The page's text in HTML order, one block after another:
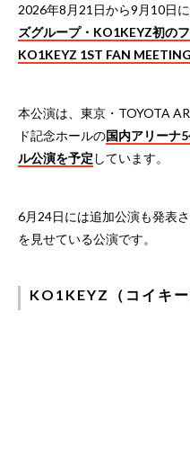
2026年8月21日から9月10日に
ズグループ・KO1KEYZ初の
KO1KEYZ 1ST FAN MEETING
本公演は、東京・TOYOTA
ド記念ホールの国内アリーナ
ル公演を予定 しています。
6月24日には追加公演も発表
を見せている公演です。
KO1KEYZ（コイキ